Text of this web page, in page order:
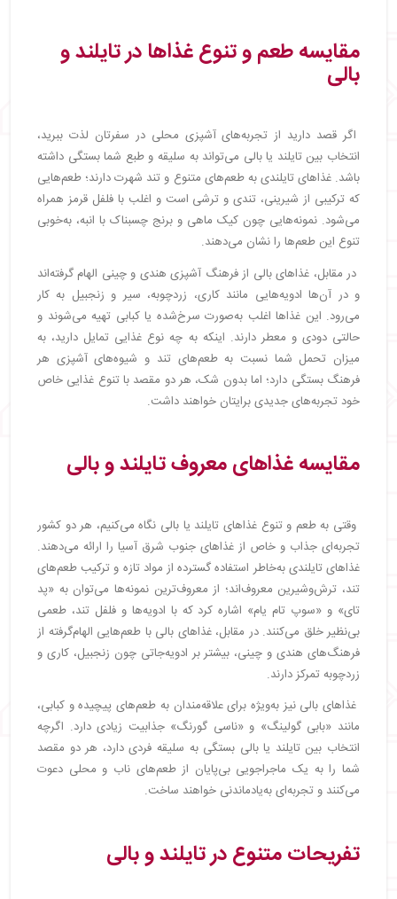
مقایسه طعم و تنوع غذاها در تایلند و
بالی
اگر قصد دارید از تجربه‌های آشپزی محلی در سفرتان لذت ببرید،
انتخاب بین تایلند یا بالی می‌تواند به سلیقه و طبع شما بستگی داشته
باشد. غذاهای تایلندی به طعم‌های متنوع و تند شهرت دارند؛ طعم‌هایی
که ترکیبی از شیرینی، تندی و ترشی است و اغلب با فلفل قرمز همراه
می‌شود. نمونه‌هایی چون کیک ماهی و برنج چسبناک با انبه، به‌خوبی
تنوع این طعم‌ها را نشان می‌دهند.
در مقابل، غذاهای بالی از فرهنگ آشپزی هندی و چینی الهام گرفته‌اند
و در آن‌ها ادویه‌هایی مانند کاری، زردچوبه، سیر و زنجبیل به کار
می‌رود. این غذاها اغلب به‌صورت سرخ‌شده یا کبابی تهیه می‌شوند و
حالتی دودی و معطر دارند. اینکه به چه نوع غذایی تمایل دارید، به
میزان تحمل شما نسبت به طعم‌های تند و شیوه‌های آشپزی هر
فرهنگ بستگی دارد؛ اما بدون شک، هر دو مقصد با تنوع غذایی خاص
خود تجربه‌های جدیدی برایتان خواهند داشت.
مقایسه غذاهای معروف تایلند و بالی
وقتی به طعم و تنوع غذاهای تایلند یا بالی نگاه می‌کنیم، هر دو کشور
تجربه‌ای جذاب و خاص از غذاهای جنوب شرق آسیا را ارائه می‌دهند.
غذاهای تایلندی به‌خاطر استفاده گسترده از مواد تازه و ترکیب طعم‌های
تند، ترش‌وشیرین معروف‌اند؛ از معروف‌ترین نمونه‌ها می‌توان به «پد
تای» و «سوپ تام یام» اشاره کرد که با ادویه‌ها و فلفل تند، طعمی
بی‌نظیر خلق می‌کنند. در مقابل، غذاهای بالی با طعم‌هایی الهام‌گرفته از
فرهنگ‌های هندی و چینی، بیشتر بر ادویه‌جاتی چون زنجبیل، کاری و
زردچوبه تمرکز دارند.
غذاهای بالی نیز به‌ویژه برای علاقه‌مندان به طعم‌های پیچیده و کبابی،
مانند «بابی گولینگ» و «ناسی گورنگ» جذابیت زیادی دارد. اگرچه
انتخاب بین تایلند یا بالی بستگی به سلیقه فردی دارد، هر دو مقصد
شما را به یک ماجراجویی بی‌پایان از طعم‌های ناب و محلی دعوت
می‌کنند و تجربه‌ای به‌یادماندنی خواهند ساخت.
تفریحات متنوع در تایلند و بالی